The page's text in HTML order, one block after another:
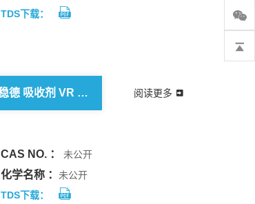
TDS下载：
欧稳德 吸收剂 VR 550 阅读更多
CAS NO. ： 未公开
化学名称 ：
未公开
TDS下载：